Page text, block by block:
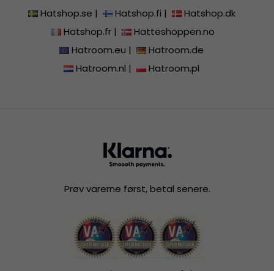
Hatshop.se | Hatshop.fi |
Hatshop.dk
Hatshop.fr|
Hatteshoppen.no
Hatroom.eu |
Hatroom.de
Hatroom.nl | Hatroom.pl
Prøv varerne først, betal senere.